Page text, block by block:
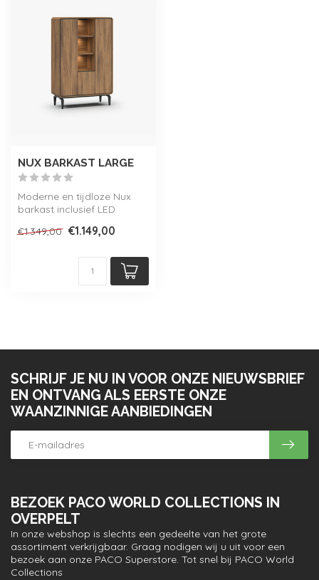
NUX BARKAST LARGE
Moderne en tijdloze Nux
barkast inclusief LED
kle...
€1.349,00 €1.149,00
BEZOEK PACO WORLD COLLECTIONS IN
OVERPELT
In onze webshop is slechts een gedeelte van het grote
assortiment verkrijgbaar. Graag nodigen wij u uit voor een
bezoek aan onze PACO Superstore. Tot snel bij PACO World
Collections
SCHRIJF JE NU IN VOOR ONZE NIEUWSBRIEF
EN ONTVANG ALS EERSTE ONZE
WAANZINNIGE AANBIEDINGEN